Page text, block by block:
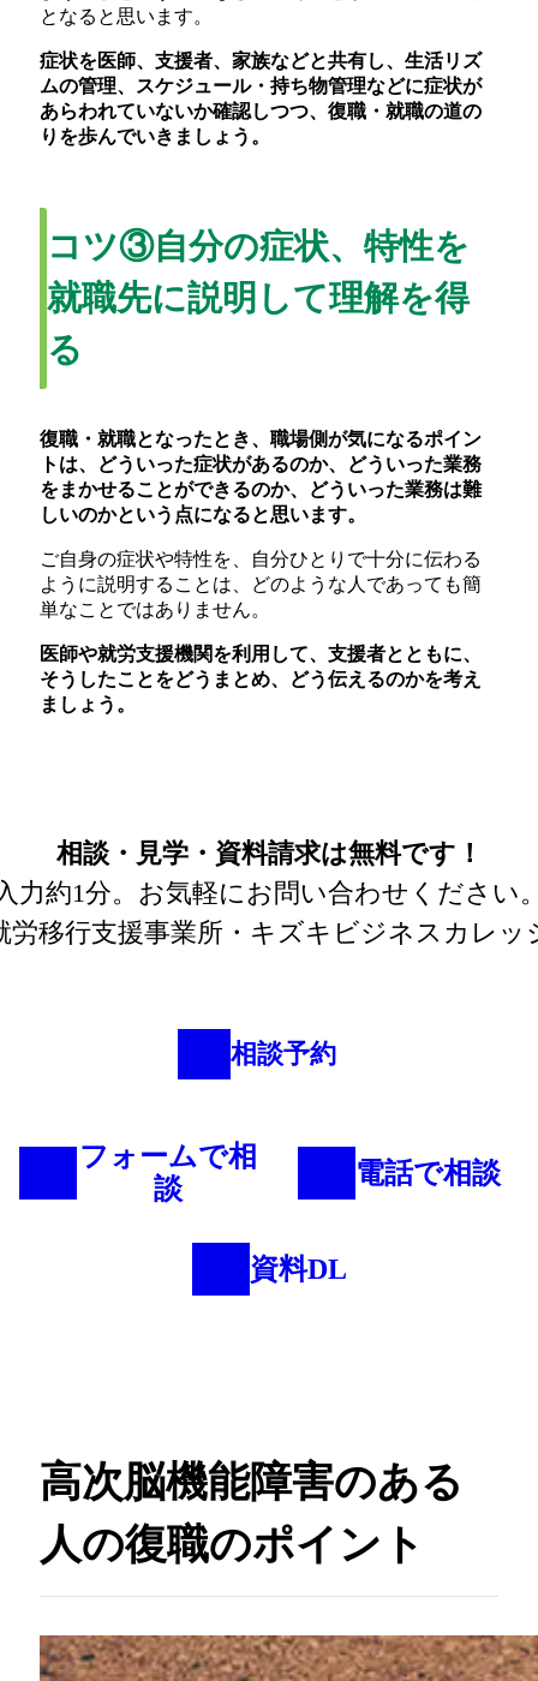
となると思います。
症状を医師、支援者、家族などと共有し、生活リズ
ムの管理、スケジュール・持ち物管理などに症状が
あらわれていないか確認しつつ、復職・就職の道の
りを歩んでいきましょう。
コツ③自分の症状、特性を
就職先に説明して理解を得
る
復職・就職となったとき、職場側が気になるポイン
トは、どういった症状があるのか、どういった業務
をまかせることができるのか、どういった業務は難
しいのかという点になると思います。
ご自身の症状や特性を、自分ひとりで十分に伝わる
ように説明することは、どのような人であっても簡
単なことではありません。
医師や就労支援機関を利用して、支援者とともに、
そうしたことをどうまとめ、どう伝えるのかを考え
ましょう。
相談・見学・資料請求は無料です！
力約1分。 お気軽にお問い合わせください
労移行支援事業所・キズキビジネスカレッ
相談予約
フォームで相
談
電話で相談
資料DL
高次脳機能障害のある
人の復職のポイント